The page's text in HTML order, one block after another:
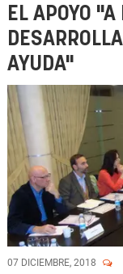
EL APOYO
AYUDA"
07 DICIEMBRE, 2018